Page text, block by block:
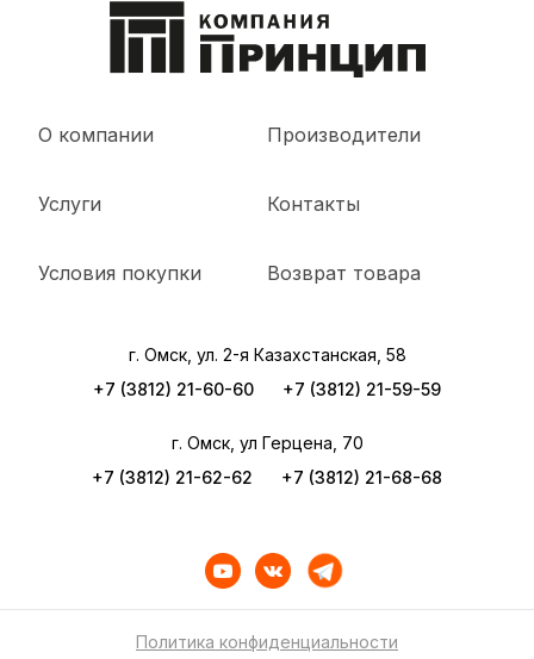
О компании
Услуги
Условия покупки
Производители
Контакты
Возврат товара
г. Омск, ул. 2-я Казахстанская, 58
+7 (3812) 21-60-60
+7 (3812) 21-59-59
г. Омск, ул Герцена, 70
+7 (3812) 21-62-62
+7 (3812) 21-68-68
Политика конфиденциальности